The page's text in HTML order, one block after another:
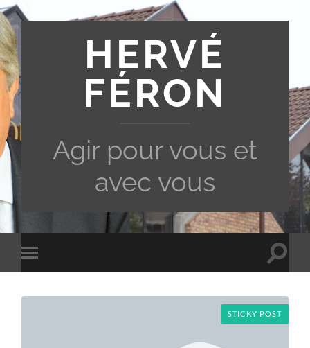
HERVÉ
FÉRON
Agir pour vous et
avec vous
Toggle
mobile
Toggle
STICKY POST